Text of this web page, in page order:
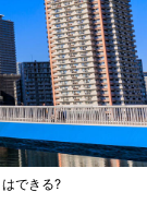
できる?